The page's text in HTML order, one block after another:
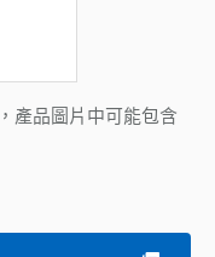
產品圖片中可能包含